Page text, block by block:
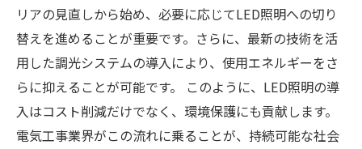
リアの見直しから始め、必要に応じてLED照明への切り
替えを進めることが重要です。さらに、最新の技術を活
用した調光システムの導入により、使用エネルギーをさ
らに抑えることが可能です。 このように、LED照明の導
入はコスト削減だけでなく、環境保護にも貢献します。
電気工事業界がこの流れに乗ることが、持続可能な社会